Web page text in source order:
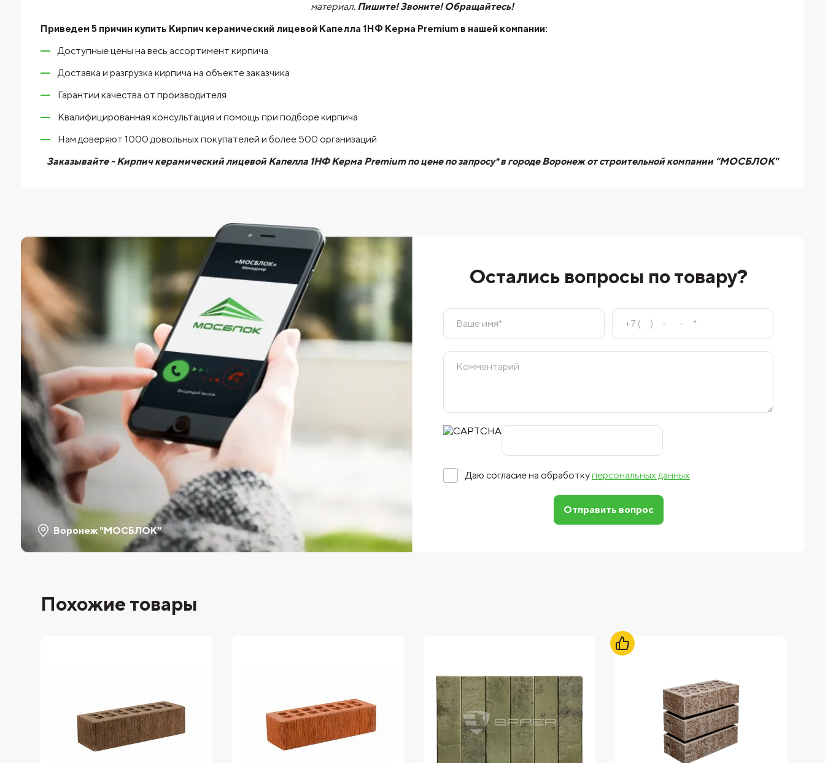
материал. Пишите! Звоните! Обращайтесь!
Приведем 5 причин купить Кирпич керамический лицевой Капелла 1НФ Керма Premium в нашей компании:
Доступные цены на весь ассортимент кирпича
Доставка и разгрузка кирпича на объекте заказчика
Гарантии качества от производителя
Квалифицированная консультация и помощь при подборе кирпича
Нам доверяют 1000 довольных покупателей и более 500 организаций
Заказывайте - Кирпич керамический лицевой Капелла 1НФ Керма Premium по цене по запросу* в городе Воронеж от строительной компании “МОСБЛОК"
Воронеж "МОСБЛОК"
Остались вопросы по товару?
Даю согласие на обработкуперсональных данных
Отправить вопрос
Похожие товары